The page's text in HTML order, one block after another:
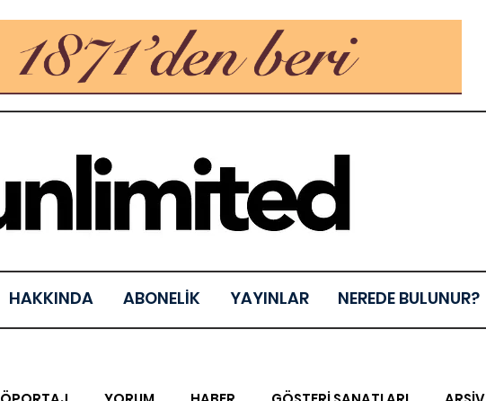
HAKKINDA ABONELİK YAYINLAR NEREDE BULUNUR?